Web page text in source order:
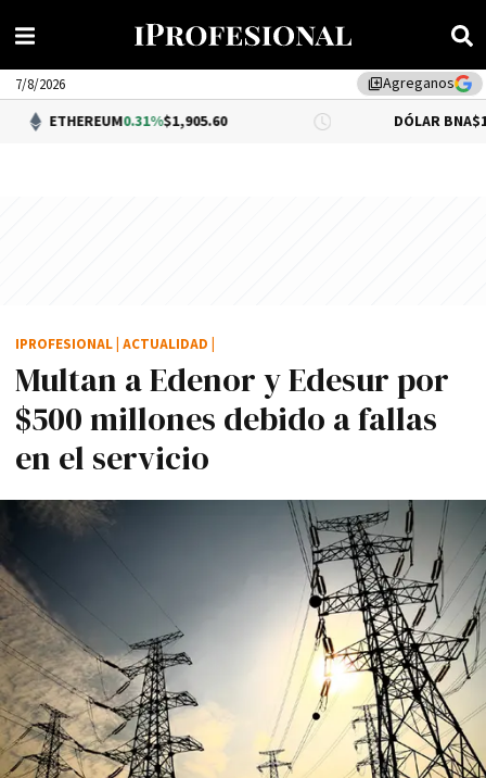
library_addAgreganos
7/8/2026
0.31%$1,905.60 DÓLAR BNA $1,520.00
Multan a Edenor y Edesur por
$500 millones debido a fallas
en el servicio
IPROFESIONAL ACTUALIDAD